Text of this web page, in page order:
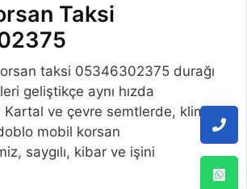
Taksi
taksi 05346302375 durağı
geliştikçe aynı hızda
ve çevre semtlerde, klimalı
mobil korsan
saygılı, kibar ve işini